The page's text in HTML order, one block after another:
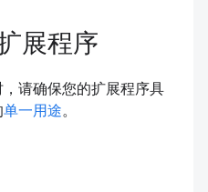
展程序
请确保您的扩展程序具
单一用途。